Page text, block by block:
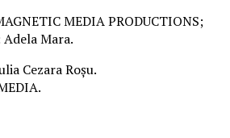
MEDIA PRODUCTIONS;
Mara.
Cezara Roșu.